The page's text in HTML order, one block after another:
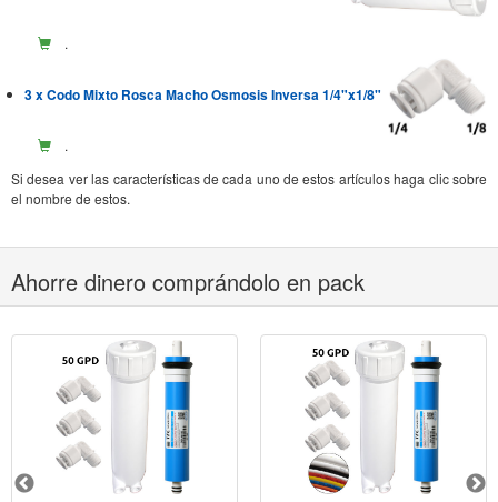
.
3 x Codo Mixto Rosca Macho Osmosis Inversa 1/4"x1/8"
.
Si desea ver las características de cada uno de estos artículos haga clic sobre
el nombre de estos.
Ahorre dinero comprándolo en pack